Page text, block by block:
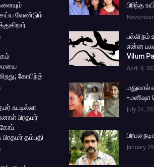
வேண்டும்
கோபிந்த்
ஃபடில்லா
பிரதமர்
தம்பதி
பிரிந்த
பல்லி நம்
என்ன
Vilum
April 4,
-மனிஷா
July 24,
பிரபல
January